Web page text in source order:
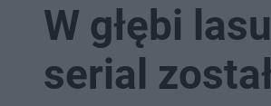
W głębi
serial